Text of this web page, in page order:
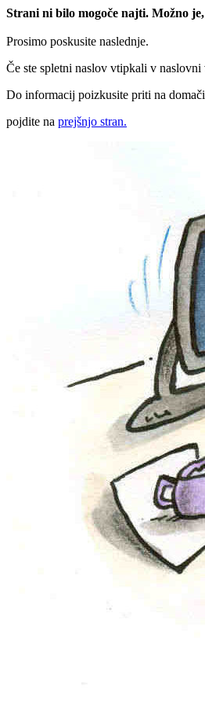
Strani ni bilo mogoče najti. Možno
Prosimo poskusite naslednje.
Če ste spletni naslov vtipkali v
Do informacij poizkusite priti na
pojdite na prejšnjo stran.